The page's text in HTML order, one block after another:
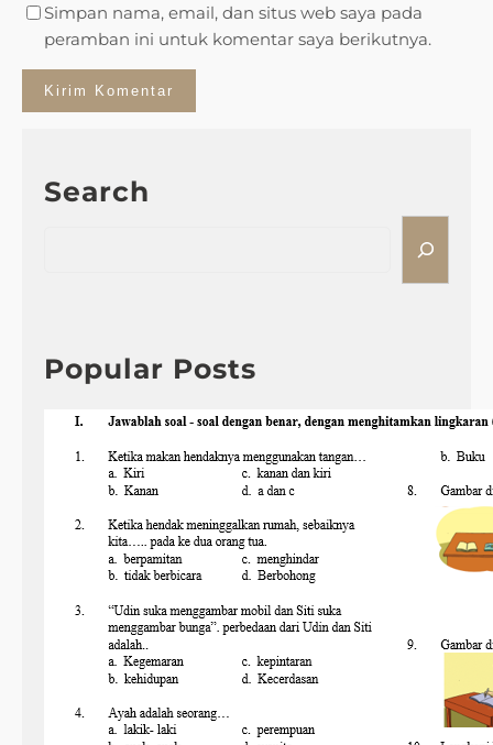
Simpan nama, email, dan situs web saya pada
peramban ini untuk komentar saya berikutnya.
Search
h
Popular Posts